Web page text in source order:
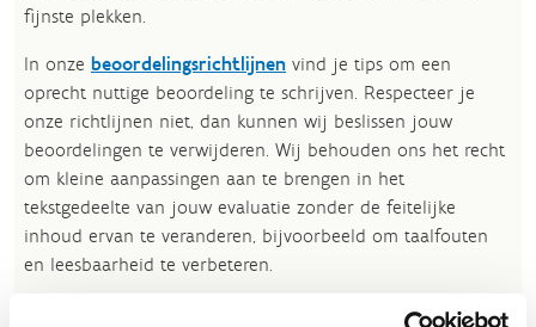
fijnste plekken.
In onze beoordelingsrichtlijnen vind je tips om een
oprecht nuttige beoordeling te schrijven. Respecteer je
onze richtlijnen niet, dan kunnen wij beslissen jouw
beoordelingen te verwijderen. Wij behouden ons het recht
om kleine aanpassingen aan te brengen in het
tekstgedeelte van jouw evaluatie zonder de feitelijke
inhoud ervan te veranderen, bijvoorbeeld om taalfouten
en leesbaarheid te verbeteren.​
Voor meer informatie over onze routestructuren, neem een